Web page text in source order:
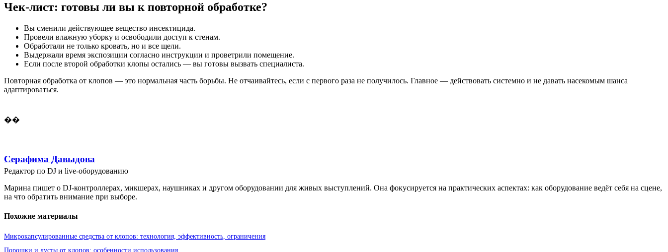
Чек-лист: готовы ли вы к повторной обработке?
Вы сменили действующее вещество инсектицида.
Провели влажную уборку и освободили доступ к стенам.
Обработали не только кровать, но и все щели.
Выдержали время экспозиции согласно инструкции и проветрили помещение.
Если после второй обработки клопы остались — вы готовы вызвать специалиста.
Повторная обработка от клопов — это нормальная часть борьбы. Не отчаивайтесь, если с первого раза не получилось. Главное — действовать системно и не давать насекомым шанса
адаптироваться.
��
Серафима Давыдова
Редактор по DJ и live-оборудованию
Марина пишет о DJ-контроллерах, микшерах, наушниках и другом оборудовании для живых выступлений. Она фокусируется на практических аспектах: как оборудование ведёт себя на сцене,
на что обратить внимание при выборе.
Похожие материалы
Микрокапсулированные средства от клопов: технология, эффективность, ограничения
Порошки и дусты от клопов: особенности использования